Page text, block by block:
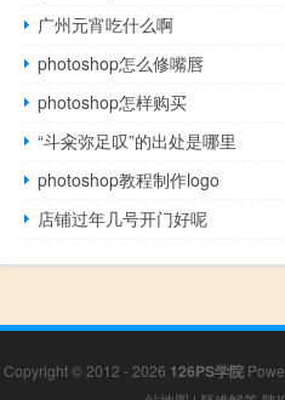
广州元宵吃什么啊
photoshop怎么修嘴唇
photoshop怎样购买
“斗籴弥足叹”的出处是哪里
photoshop教程制作logo
店铺过年几号开门好呢
Copyright © 2012 - 2026 126PS学院